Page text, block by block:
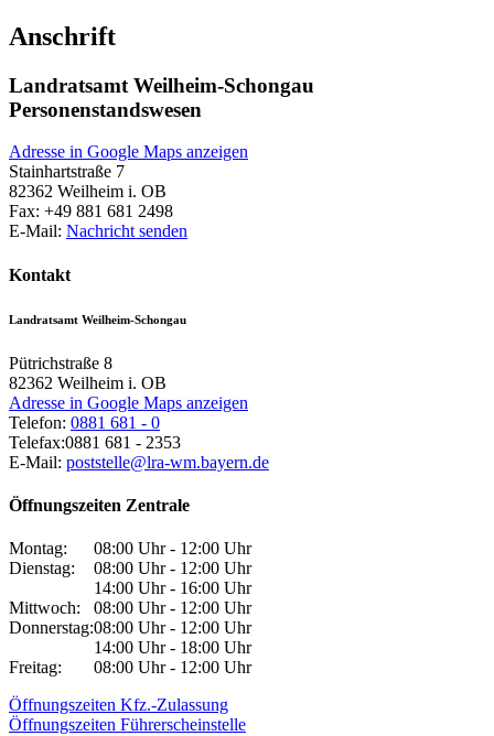
Anschrift
Landratsamt Weilheim-Schongau
Personenstandswesen
Adresse in Google Maps anzeigen
Stainhartstraße 7
82362 Weilheim i. OB
Fax: +49 881 681 2498
E-Mail: Nachricht senden
Kontakt
Landratsamt Weilheim-Schongau
Pütrichstraße 8
82362 Weilheim i. OB
Adresse in Google Maps anzeigen
Telefon: 0881 681 - 0
Telefax:0881 681 - 2353
E-Mail: poststelle@lra-wm.bayern.de
Öffnungszeiten Zentrale
Montag:
08:00 Uhr - 12:00 Uhr
Dienstag:
08:00 Uhr - 12:00 Uhr
14:00 Uhr - 16:00 Uhr
Mittwoch:
08:00 Uhr - 12:00 Uhr
Donnerstag:08:00 Uhr - 12:00 Uhr
14:00 Uhr - 18:00 Uhr
Freitag:
08:00 Uhr - 12:00 Uhr
Öffnungszeiten Kfz.-Zulassung
Öffnungszeiten Führerscheinstelle